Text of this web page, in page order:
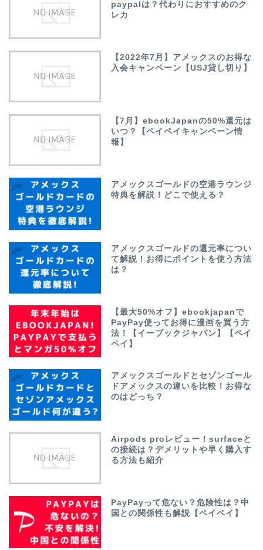
paypalは？代わりにおすすめのク
レカ
【2022年7月】アメックスのお得な
入会キャンペーン【USJ貸し切り】
【7月】ebookJapanの50%還元は
いつ？【ペイペイキャンペーン情
報】
アメックスゴールドの空港ラウンジ
特典を解説！どこで使える？
アメックスゴールドの還元率につい
て解説！お得にポイントを使う方法
は？
【最大50%オフ】ebookjapanで
PayPay使ってお得に漫画を買う方
法！【イーブックジャパン】【ペイ
ペイ】
アメックスゴールドとセゾンゴール
ドアメックスの違いを比較！お得な
のはどっち？
Airpods proレビュー！surfaceと
の接続は？デメリットや早く購入す
る方法も紹介
PayPayって危ない？危険性は？中
国との関係性も解説【ペイペイ】